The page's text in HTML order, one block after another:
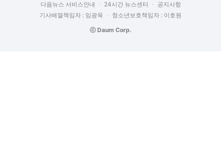
다음뉴스 서비스안내 24시간 뉴스센터
공지사항
기사배열책임자 : 임광욱
청소년보호책임자 : 이호원
ⓒ Daum Corp.